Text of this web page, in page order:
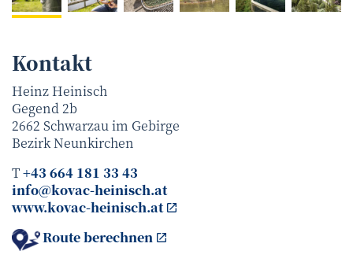
Kontakt
Heinz Heinisch
Gegend 2b
2662 Schwarzau im Gebirge
BezirkNeunkirchen
T+43 664 181 33 43
info@kovac-heinisch.at
www.kovac-heinisch.at
Route berechnen